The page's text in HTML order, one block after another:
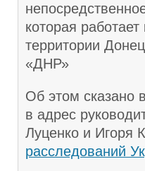
которая
территории
«ДНР»
Об этом сказано
в адрес
Луценко и Игоря
расследований